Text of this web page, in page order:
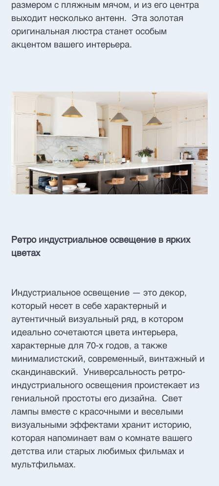
размером с пляжным мячом, и из его центра
выходит несколько антенн. Эта золотая
оригинальная люстра станет особым
акцентом вашего интерьера.
Ретро индустриальное освещение в ярких
цветах
Индустриальное освещение — это декор,
который несет в себе характерный и
аутентичный визуальный ряд, в котором
идеально сочетаются цвета интерьера,
характерные для 70-х годов, а также
минималистский, современный, винтажный и
скандинавский. Универсальность ретро-
индустриального освещения проистекает из
гениальной простоты его дизайна. Свет
лампы вместе с красочными и веселыми
визуальными эффектами хранит историю,
которая напоминает вам о комнате вашего
детства или старых любимых фильмах и
мультфильмах.